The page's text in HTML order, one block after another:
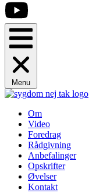
Menu
Om
Video
Foredrag
Rådgivning
Anbefalinger
Opskrifter
Øvelser
Kontakt